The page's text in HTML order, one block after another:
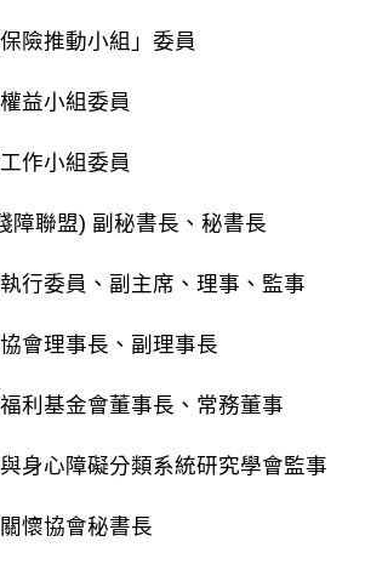
險推動小組」委員
益小組委員
作小組委員
障聯盟) 副秘書長、秘書長
行委員、副主席、理事、監事
會理事長、副理事長
利基金會董事長、常務董事
身心障礙分類系統研究學會監事
懷協會秘書長